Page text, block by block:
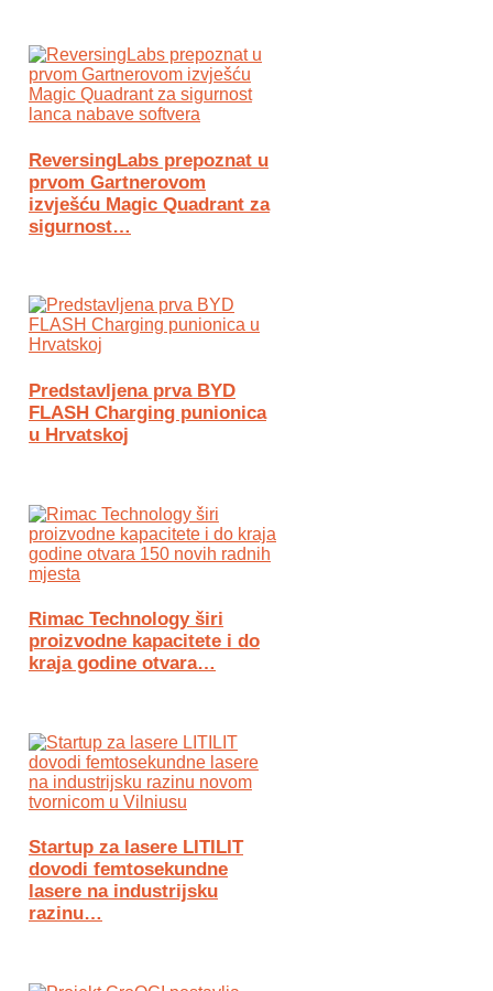
ReversingLabs prepoznat u
prvom Gartnerovom
izvješću Magic Quadrant za
sigurnost…
Predstavljena prva BYD
FLASH Charging punionica
u Hrvatskoj
Rimac Technology širi
proizvodne kapacitete i do
kraja godine otvara…
Startup za lasere LITILIT
dovodi femtosekundne
lasere na industrijsku
razinu…